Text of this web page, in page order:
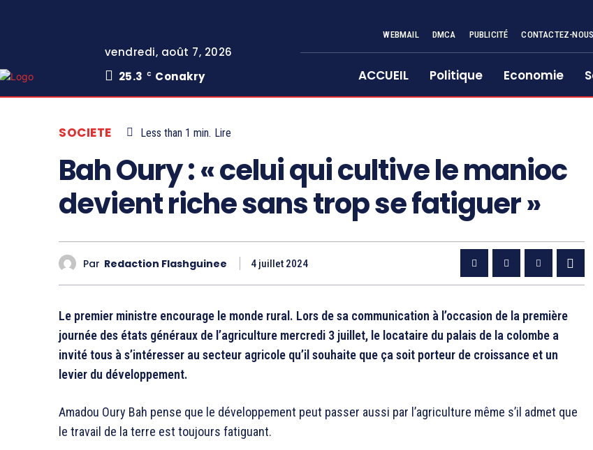
vendredi, août 7, 2026
25.3
C Conakry
WEBMAIL DMCA PUBLICITÉ CONTACTEZ-NOUS
ACCUEIL Politique Economie
SOCIETE Less than 1 min. Lire
Bah Oury : « celui qui cultive le manioc
devient riche sans trop se fatiguer »
Par Redaction Flashguinee 4 juillet 2024
Le premier ministre encourage le monde rural. Lors de sa communication à l’occasion de la première
journée des états généraux de l’agriculture mercredi 3 juillet, le locataire du palais de la colombe a
invité tous à s’intéresser au secteur agricole qu’il souhaite que ça soit porteur de croissance et un
levier du développement.
Amadou Oury Bah pense que le développement peut passer aussi par l’agriculture même s’il admet que
le travail de la terre est toujours fatiguant.